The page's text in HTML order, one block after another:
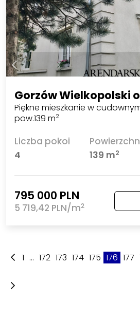
Gorzów Wielkopolski
Piękne mieszkanie w
pow.139 m2
Liczba pokoi
4
139 m2
795 000 PLN
5 719,42 PLN/m2
1 ... 172 173 174 175 176 177